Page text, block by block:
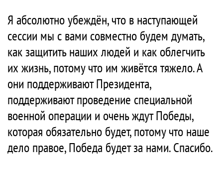
Я абсолютно убеждён, что в наступающей
сессии мы с вами совместно будем думать,
как защитить наших людей и как облегчить
их жизнь, потому что им живётся тяжело. А
они поддерживают Президента,
поддерживают проведение специальной
военной операции и очень ждут Победы,
которая обязательно будет, потому что наше
дело правое, Победа будет за нами. Спасибо.